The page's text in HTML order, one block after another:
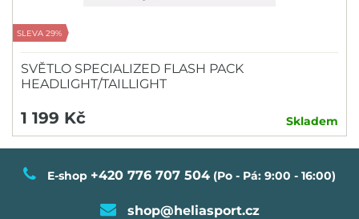
SLEVA 29%
SVĚTLO SPECIALIZED FLASH PACK
HEADLIGHT/TAILLIGHT
1 199 Kč Skladem
E-shop +420 776 707 504 (Po - Pá: 9:00 - 16:00)
shop@heliasport.cz